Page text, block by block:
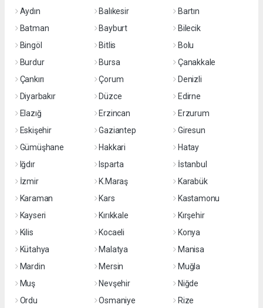
Aydın
Balıkesir
Bartın
Batman
Bayburt
Bilecik
Bingöl
Bitlis
Bolu
Burdur
Bursa
Çanakkale
Çankırı
Çorum
Denizli
Diyarbakır
Düzce
Edirne
Elazığ
Erzincan
Erzurum
Eskişehir
Gaziantep
Giresun
Gümüşhane
Hakkari
Hatay
Iğdır
Isparta
İstanbul
İzmir
K.Maraş
Karabük
Karaman
Kars
Kastamonu
Kayseri
Kırıkkale
Kırşehir
Kilis
Kocaeli
Konya
Kütahya
Malatya
Manisa
Mardin
Mersin
Muğla
Muş
Nevşehir
Niğde
Ordu
Osmaniye Rize